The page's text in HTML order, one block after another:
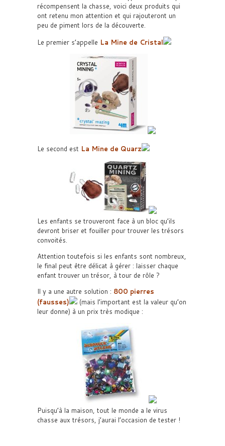
récompensent la chasse, voici deux produits qui
ont retenu mon attention et qui rajouteront un
peu de piment lors de la découverte.
Le premier s’appelle La Mine de Cristal
Le second est La Mine de Quarz
Les enfants se trouveront face à un bloc qu’ils
devront briser et fouiller pour trouver les trésors
convoités.
Attention toutefois si les enfants sont nombreux,
le final peut être délicat à gérer : laisser chaque
enfant trouver un trésor, à tour de rôle ?
Il y a une autre solution : 800 pierres
(fausses)
(mais l’important est la valeur qu’on
leur donne) à un prix très modique :
Puisqu’à la maison, tout le monde a le virus
chasse aux trésors, j’aurai l’occasion de tester !